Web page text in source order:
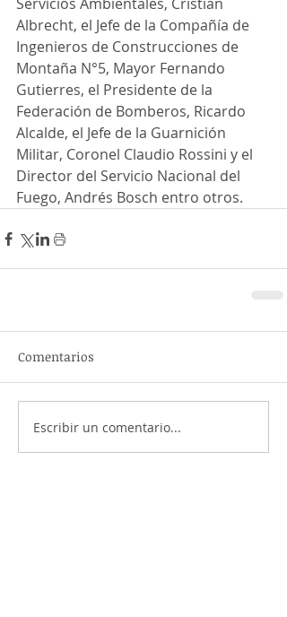
Servicios Ambientales, Cristian
Albrecht, el Jefe de la Compañía de
Ingenieros de Construcciones de
Montaña N°5, Mayor Fernando
Gutierres, el Presidente de la
Federación de Bomberos, Ricardo
Alcalde, el Jefe de la Guarnición
Militar, Coronel Claudio Rossini y el
Director del Servicio Nacional del
Fuego, Andrés Bosch entro otros.
Comentarios
Escribir un comentario...